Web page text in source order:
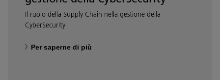
Il ruolo della Supply Chain nella gestione della
CyberSecurity
Per saperne di più